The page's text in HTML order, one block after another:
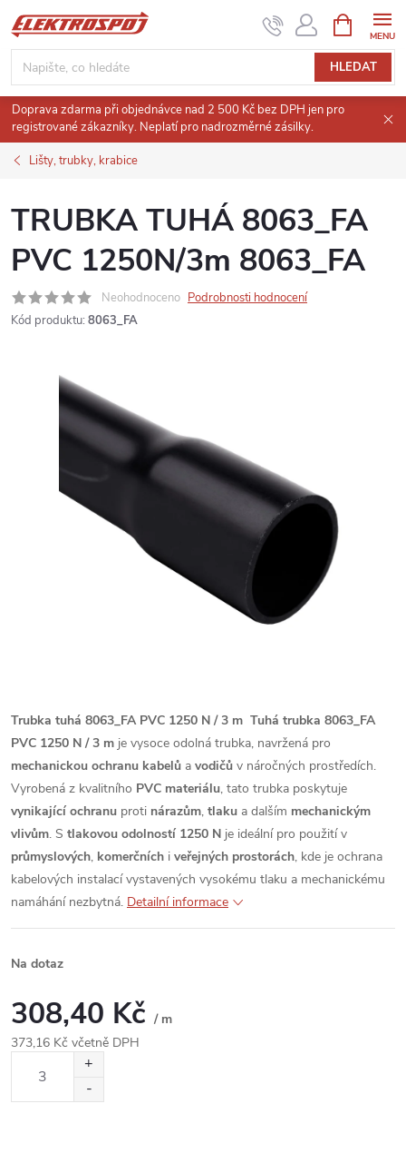
Přejít
na
obsah
HLEDAT
NÁKUPNÍ
KOŠÍK
Doprava zdarma při objednávce nad 2 500 Kč bez DPH jen pro
registrované zákazníky. Neplatí pro nadrozměrné zásilky.
Lišty, trubky, krabice
TRUBKA TUHÁ 8063_FA
PVC 1250N/3m 8063_FA
Neohodnoceno Podrobnosti hodnocení
Kód produktu: 8063_FA
Trubka tuhá 8063_FA PVC 1250 N / 3 m Tuhá trubka 8063_FA
PVC 1250 N / 3 m je vysoce odolná trubka, navržená pro
mechanickou ochranu kabelů a vodičů v náročných prostředích.
Vyrobená z kvalitního PVC materiálu, tato trubka poskytuje
vynikající ochranu proti nárazům, tlaku a dalším mechanickým
vlivům. S tlakovou odolností 1250 N je ideální pro použití v
průmyslových, komerčních i veřejných prostorách, kde je ochrana
kabelových instalací vystavených vysokému tlaku a mechanickému
namáhání nezbytná. Detailní informace
Na dotaz
308,40 Kč / m
373,16 Kč včetně DPH